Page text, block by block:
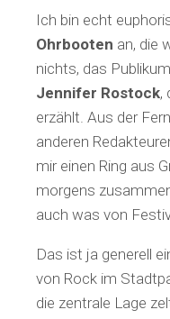
Ich bin echt
Ohrbooten an, die
nichts, das
Jennifer Rostock,
erzählt. Aus der
anderen
mir einen Ring aus
morgens
auch was von
Das ist ja generell
von Rock im
die zentrale Lage